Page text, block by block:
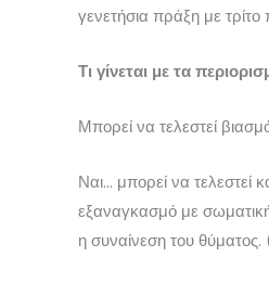
γενετήσια πράξη με
Τι γίνεται με τα
Μπορεί να τελεστεί
Ναι… μπορεί να
εξαναγκασμό με
η συναίνεση του